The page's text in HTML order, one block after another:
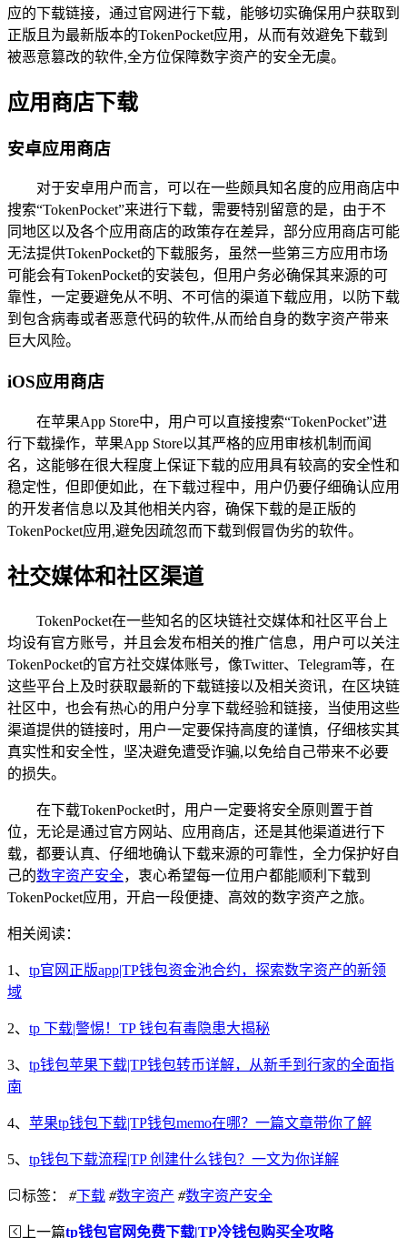
应的下载链接，通过官网进行下载，能够切实确保用户获取到
正版且为最新版本的TokenPocket应用，从而有效避免下载到
被恶意篡改的软件,全方位保障数字资产的安全无虞。
应用商店下载
安卓应用商店
对于安卓用户而言，可以在一些颇具知名度的应用商店中
搜索“TokenPocket”来进行下载，需要特别留意的是，由于不
同地区以及各个应用商店的政策存在差异，部分应用商店可能
无法提供TokenPocket的下载服务，虽然一些第三方应用市场
可能会有TokenPocket的安装包，但用户务必确保其来源的可
靠性，一定要避免从不明、不可信的渠道下载应用，以防下载
到包含病毒或者恶意代码的软件,从而给自身的数字资产带来
巨大风险。
iOS应用商店
在苹果App Store中，用户可以直接搜索“TokenPocket”进
行下载操作，苹果App Store以其严格的应用审核机制而闻
名，这能够在很大程度上保证下载的应用具有较高的安全性和
稳定性，但即便如此，在下载过程中，用户仍要仔细确认应用
的开发者信息以及其他相关内容，确保下载的是正版的
TokenPocket应用,避免因疏忽而下载到假冒伪劣的软件。
社交媒体和社区渠道
TokenPocket在一些知名的区块链社交媒体和社区平台上
均设有官方账号，并且会发布相关的推广信息，用户可以关注
TokenPocket的官方社交媒体账号，像Twitter、Telegram等，在
这些平台上及时获取最新的下载链接以及相关资讯，在区块链
社区中，也会有热心的用户分享下载经验和链接，当使用这些
渠道提供的链接时，用户一定要保持高度的谨慎，仔细核实其
真实性和安全性，坚决避免遭受诈骗,以免给自己带来不必要
的损失。
在下载TokenPocket时，用户一定要将安全原则置于首
位，无论是通过官方网站、应用商店，还是其他渠道进行下
载，都要认真、仔细地确认下载来源的可靠性，全力保护好自
己的数字资产安全，衷心希望每一位用户都能顺利下载到
TokenPocket应用，开启一段便捷、高效的数字资产之旅。
相关阅读：
1、 tp官网正版app|TP钱包资金池合约，探索数字资产的新领
域
2、 tp 下载|警惕！TP 钱包有毒隐患大揭秘
3、 tp钱包苹果下载|TP钱包转币详解，从新手到行家的全面指
南
4、 苹果tp钱包下载|TP钱包memo在哪？一篇文章带你了解
5、 tp钱包下载流程|TP 创建什么钱包？一文为你详解
标签： #下载 #数字资产 #数字资产安全
上一篇tp钱包官网免费下载|TP冷钱包购买全攻略